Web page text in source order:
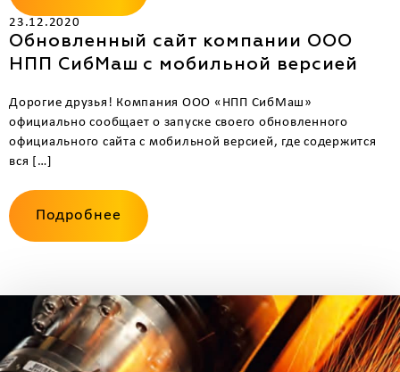
23.12.2020
Обновленный сайт компании ООО
НПП СибМаш с мобильной версией
Дорогие друзья! Компания ООО «НПП СибМаш»
официально сообщает о запуске своего обновленного
официального сайта с мобильной версией, где содержится
вся […]
Подробнее